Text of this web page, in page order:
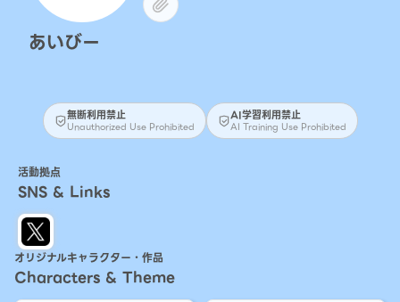
あいびー
無断利用禁止
Unauthorized Use Prohibited
AI学習利用禁止
AI Training Use Prohibited
活動拠点
SNS & Links
オリジナルキャラクター・作品
Characters & Theme